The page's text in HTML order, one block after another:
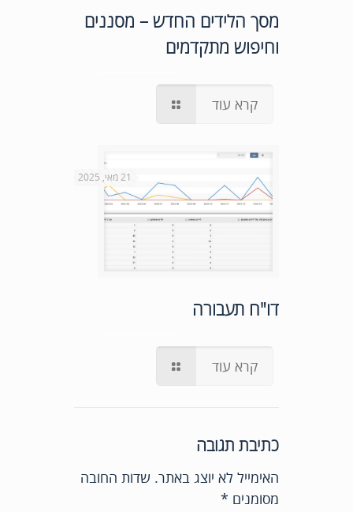
מסך הלידים החדש – מסננים
וחיפוש מתקדמים
קרא עוד
21 מאי, 2025
דו"ח תעבורה
קרא עוד
כתיבת תגובה
האימייל לא יוצג באתר. שדות החובה
מסומנים *